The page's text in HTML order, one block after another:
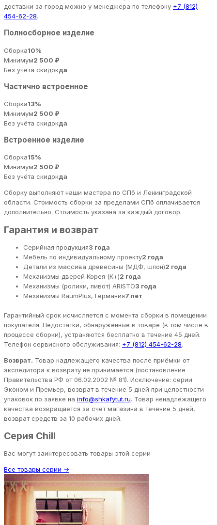
доставки за город можно у менеджера по телефону +7 (812)
454-62-28.
Полносборное изделие
Сборка10%
Минимум2 500 ₽
Без учёта скидокда
Частично встроенное
Сборка13%
Минимум2 500 ₽
Без учёта скидокда
Встроенное изделие
Сборка15%
Минимум2 500 ₽
Без учёта скидокда
Сборку выполняют наши мастера по СПб и Ленинградской
области. Стоимость сборки за пределами СПб оплачивается
дополнительно. Стоимость указана за каждый договор.
Гарантия и возврат
Серийная продукция3 года
Мебель по индивидуальному проекту2 года
Детали из массива древесины (МДФ, шпон)2 года
Механизмы дверей Корея (К+)2 года
Механизмы (ролики, пивот) ARISTO3 года
Механизмы RaumPlus, Германия7 лет
Гарантийный срок исчисляется с момента сборки в помещении
покупателя. Недостатки, обнаруженные в товаре (в том числе в
процессе сборки), устраняются бесплатно в течение 45 дней.
Телефон сервисного обслуживания: +7 (812) 454-62-28.
Возврат. Товар надлежащего качества после приёмки от
экспедитора к возврату не принимается (постановление
Правительства РФ от 06.02.2002 № 81). Исключение: серии
Эконом и Премьер, возврат в течение 5 дней при целостности
упаковок по заявке на info@shkafytut.ru. Товар ненадлежащего
качества возвращается за счёт магазина в течение 5 дней,
возврат средств за 10 рабочих дней.
Серия Chill
Вас могут заинтересовать товары этой серии
Все товары серии →